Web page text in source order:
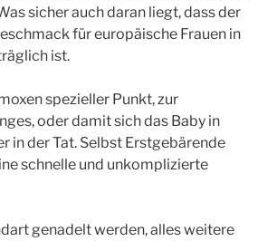
sicher auch daran liegt, dass der
für europäische Frauen in
ist.
spezieller Punkt, zur
oder damit sich das Baby in
in der Tat. Selbst Erstgebärende
schnelle und unkomplizierte
genadelt werden, alles weitere